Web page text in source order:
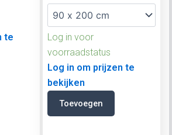
te
Log in voor
voorraadstatus
Log in om prijzen te
bekijken
Toevoegen